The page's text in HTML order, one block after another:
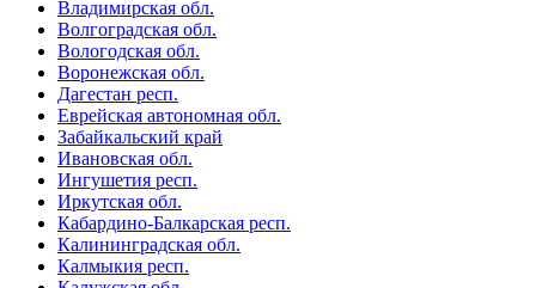
Владимирская обл.
Волгоградская обл.
Вологодская обл.
Воронежская обл.
Дагестан респ.
Еврейская автономная обл.
Забайкальский край
Ивановская обл.
Ингушетия респ.
Иркутская обл.
Кабардино-Балкарская респ.
Калининградская обл.
Калмыкия респ.